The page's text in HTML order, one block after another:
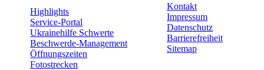
Highlights
Service-Portal
Ukrainehilfe Schwerte
Beschwerde-Management
Öffnungszeiten
Fotostrecken
Kontakt
Impressum
Datenschutz
Barrierefreiheit
Sitemap